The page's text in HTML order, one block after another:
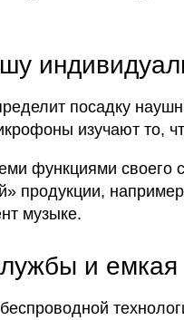
посадку
изучают то,
функциями своего
продукции,
музыке.
и емкая